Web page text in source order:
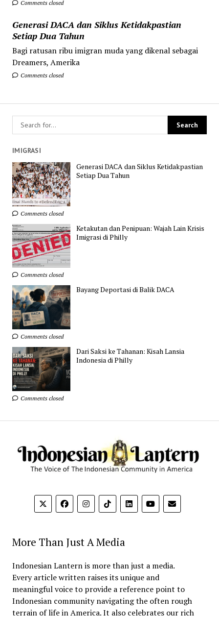
Comments closed
Generasi DACA dan Siklus Ketidakpastian
Setiap Dua Tahun
Bagi ratusan ribu imigran muda yang dikenal sebagai
Dreamers, Amerika
Comments closed
IMIGRASI
Generasi DACA dan Siklus Ketidakpastian
Setiap Dua Tahun
Comments closed
Ketakutan dan Penipuan: Wajah Lain Krisis
Imigrasi di Philly
Comments closed
Bayang Deportasi di Balik DACA
Comments closed
Dari Saksi ke Tahanan: Kisah Lansia
Indonesia di Philly
Comments closed
More Than Just A Media
Indonesian Lantern is more than just a media.
Every article written raises its unique and
meaningful voice to provide a reference point to
Indonesian community navigating the often rough
terrain of life in America. It also celebrates our rich